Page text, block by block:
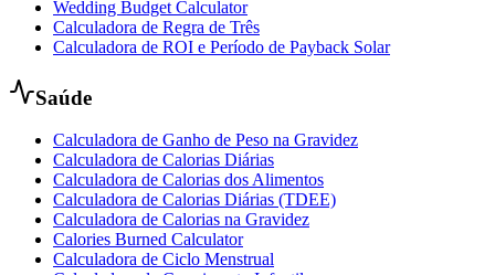
Wedding Budget Calculator
Calculadora de Regra de Três
Calculadora de ROI e Período de Payback Solar
Saúde
Calculadora de Ganho de Peso na Gravidez
Calculadora de Calorias Diárias
Calculadora de Calorias dos Alimentos
Calculadora de Calorias Diárias (TDEE)
Calculadora de Calorias na Gravidez
Calories Burned Calculator
Calculadora de Ciclo Menstrual